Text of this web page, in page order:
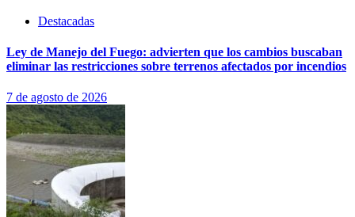
Destacadas
Ley de Manejo del Fuego: advierten que los cambios buscaban
eliminar las restricciones sobre terrenos afectados por incendios
7 de agosto de 2026